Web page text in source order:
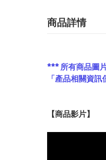
商品詳情
*** 所有商品圖
「產品相關資
【商品影片】